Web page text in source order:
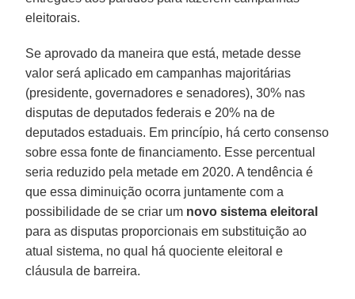
eleitorais.
Se aprovado da maneira que está, metade desse
valor será aplicado em campanhas majoritárias
(presidente, governadores e senadores), 30% nas
disputas de deputados federais e 20% na de
deputados estaduais. Em princípio, há certo consenso
sobre essa fonte de financiamento. Esse percentual
seria reduzido pela metade em 2020. A tendência é
que essa diminuição ocorra juntamente com a
possibilidade de se criar um novo sistema eleitoral
para as disputas proporcionais em substituição ao
atual sistema, no qual há quociente eleitoral e
cláusula de barreira.